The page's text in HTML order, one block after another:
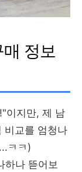
정보
이지만, 제 남
비교를 엄청나
ㅋㅋ)
하나 뜯어보